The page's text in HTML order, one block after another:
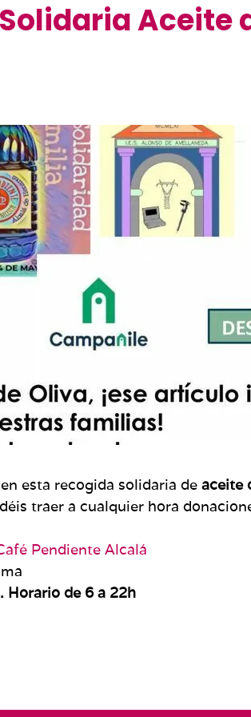
Aceite
en esta recogida solidaria de aceite
traer a cualquier hora
Pendiente Alcalá
Horario de 6 a 22h